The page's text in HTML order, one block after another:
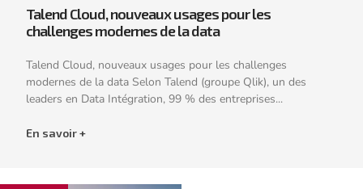
Talend Cloud, nouveaux usages pour les
challenges modernes de la data
Talend Cloud, nouveaux usages pour les challenges
modernes de la data Selon Talend (groupe Qlik), un des
leaders en Data Intégration, 99 % des entreprises...
En savoir +